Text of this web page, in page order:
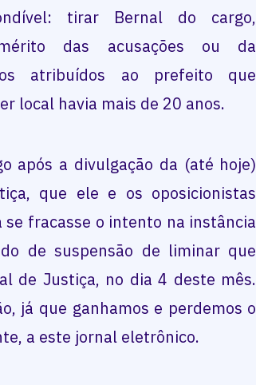
tirar Bernal do cargo,
das acusações ou da
atribuídos ao prefeito que
local havia mais de 20 anos.
após a divulgação da (até hoje)
que ele e os oposicionistas
fracasse o intento na instância
de suspensão de liminar que
de Justiça, no dia 4 deste mês.
já que ganhamos e perdemos o
a este jornal eletrônico.